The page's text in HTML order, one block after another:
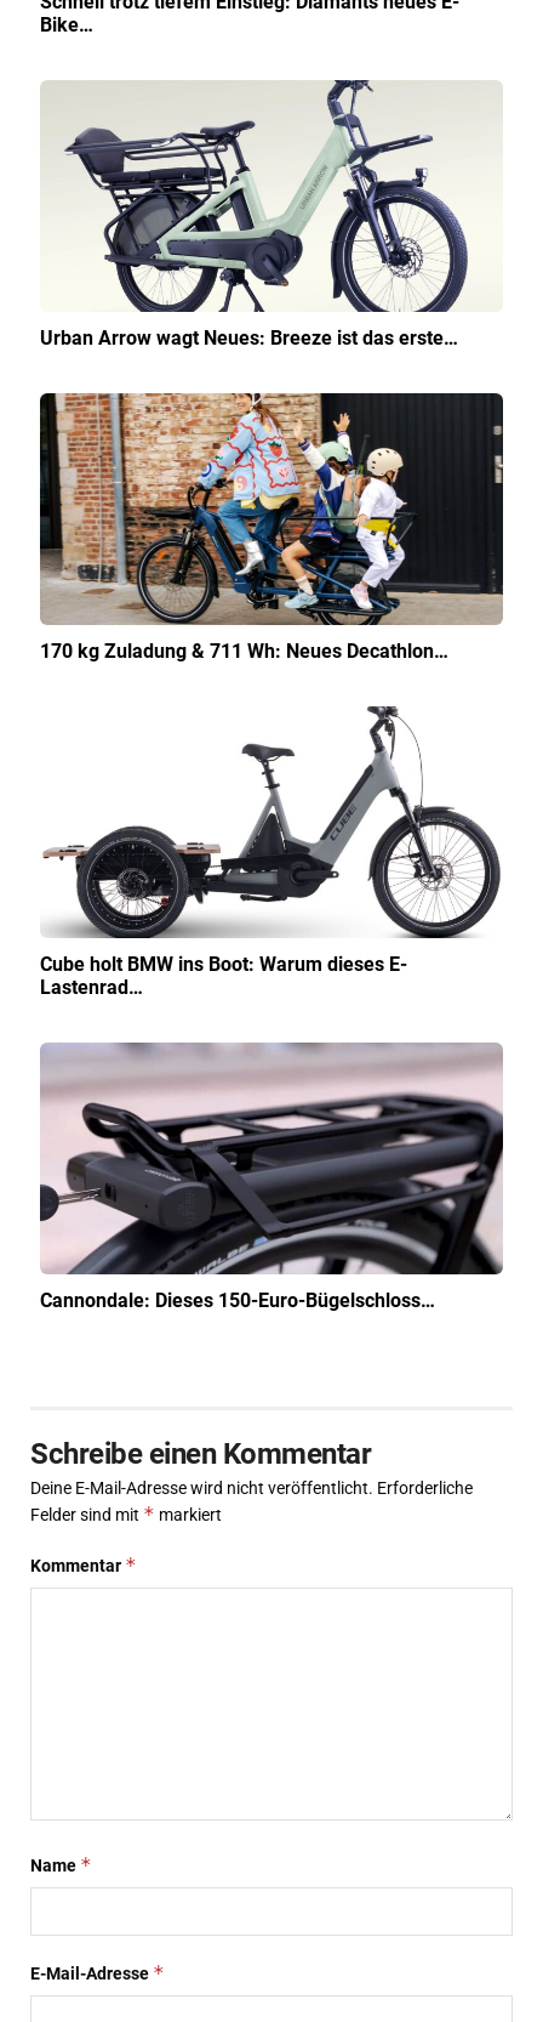
Bike…
Urban Arrow wagt Neues: Breeze ist das erste…
170 kg Zuladung & 711 Wh: Neues Decathlon…
Cube holt BMW ins Boot: Warum dieses E-
Lastenrad…
Cannondale: Dieses 150-Euro-Bügelschloss…
Schreibe einen Kommentar
Deine E-Mail-Adresse wird nicht veröffentlicht. Erforderliche
Felder sind mit * markiert
Kommentar *
Name *
E-Mail-Adresse *